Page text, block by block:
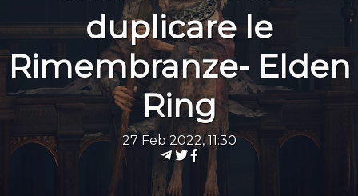
duplicare le
Rimembranze- Elden
Ring
27 Feb 2022, 11:30